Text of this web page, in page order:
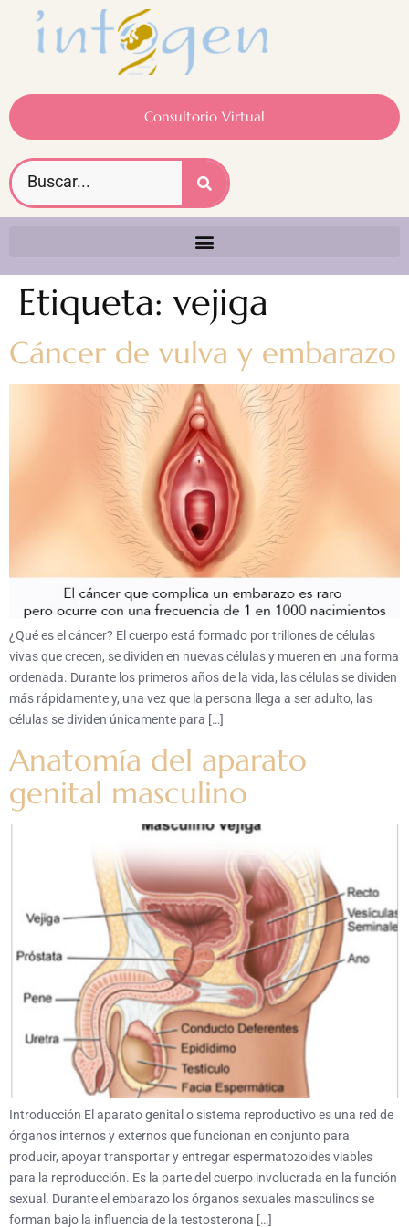
Consultorio Virtual
Etiqueta: vejiga
Cáncer de vulva y embarazo
¿Qué es el cáncer? El cuerpo está formado por trillones de células
vivas que crecen, se dividen en nuevas células y mueren en una forma
ordenada. Durante los primeros años de la vida, las células se dividen
más rápidamente y, una vez que la persona llega a ser adulto, las
células se dividen únicamente para […]
Anatomía del aparato
genital masculino
Introducción El aparato genital o sistema reproductivo es una red de
órganos internos y externos que funcionan en conjunto para
producir, apoyar transportar y entregar espermatozoides viables
para la reproducción. Es la parte del cuerpo involucrada en la función
sexual. Durante el embarazo los órganos sexuales masculinos se
forman bajo la influencia de la testosterona […]